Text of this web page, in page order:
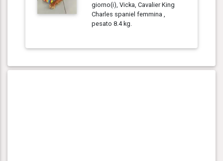
giorno(i), Vicka, Cavalier King
Charles spaniel femmina ,
pesato 8.4 kg.